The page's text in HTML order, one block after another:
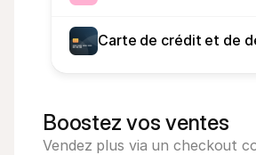
Carte de crédit et de
Boostez vos ventes
Vendez plus via un checkout